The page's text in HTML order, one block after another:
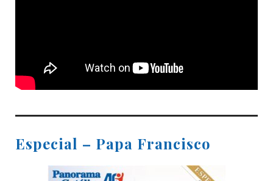
Especial – Papa Francisco